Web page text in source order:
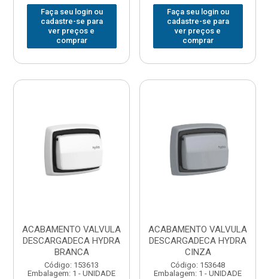
Faça seu login ou
cadastre-se para
ver preços e
comprar
Faça seu login ou
cadastre-se para
ver preços e
comprar
ACABAMENTO VALVULA
DESCARGADECA HYDRA
BRANCA
Código: 153613
Embalagem: 1 - UNIDADE
ACABAMENTO VALVULA
DESCARGADECA HYDRA
CINZA
Código: 153648
Embalagem: 1 - UNIDADE